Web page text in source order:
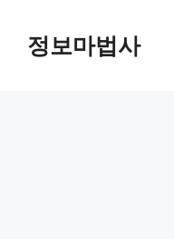
정보마법사